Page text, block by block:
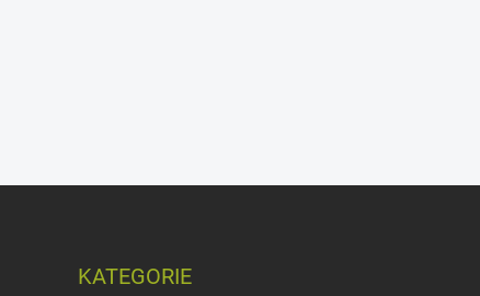
KATEGORIE